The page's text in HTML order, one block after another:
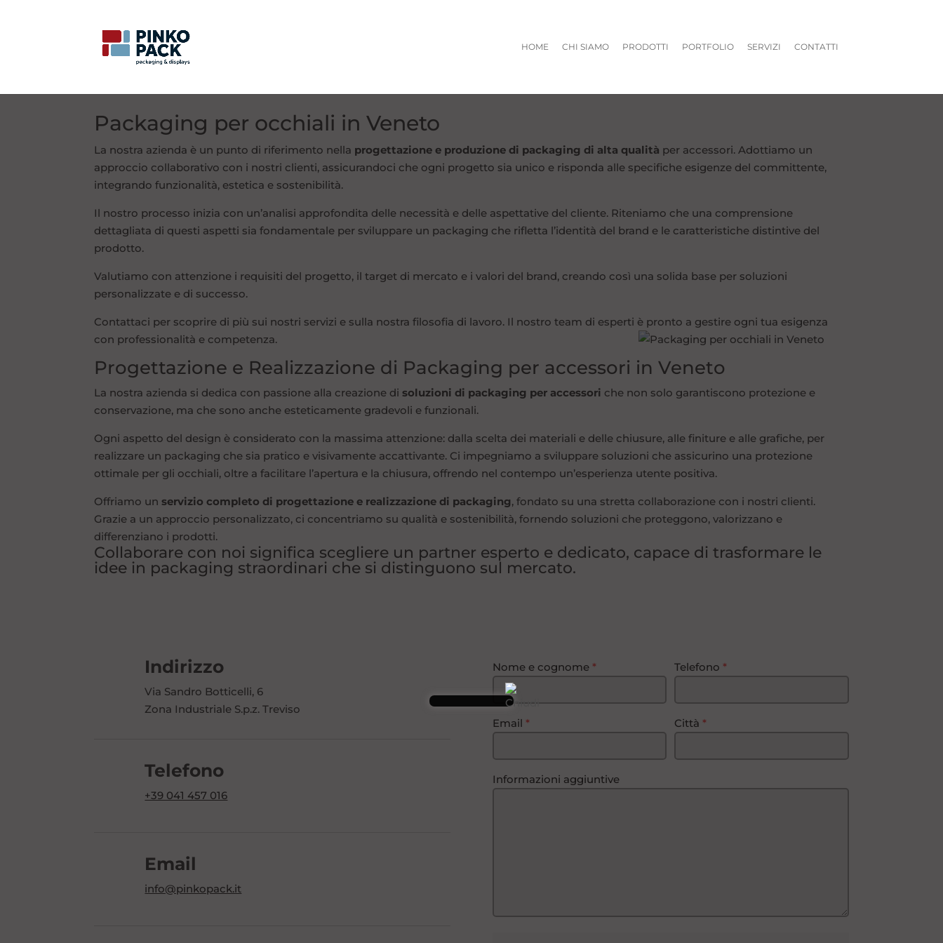
HOME CHI SIAMO PRODOTTI PORTFOLIO SERVIZI CONTATTI
Packaging per occhiali in Veneto
La nostra azienda è un punto di riferimento nella progettazione e produzione di packaging di alta qualità per accessori. Adottiamo un
approccio collaborativo con i nostri clienti, assicurandoci che ogni progetto sia unico e risponda alle specifiche esigenze del committente,
integrando funzionalità, estetica e sostenibilità.
Il nostro processo inizia con un’analisi approfondita delle necessità e delle aspettative del cliente. Riteniamo che una comprensione
dettagliata di questi aspetti sia fondamentale per sviluppare un packaging che rifletta l’identità del brand e le caratteristiche distintive del
prodotto.
Valutiamo con attenzione i requisiti del progetto, il target di mercato e i valori del brand, creando così una solida base per soluzioni
personalizzate e di successo.
Contattaci per scoprire di più sui nostri servizi e sulla nostra filosofia di lavoro. Il nostro team di esperti è pronto a gestire ogni tua esigenza
con professionalità e competenza.
Progettazione e Realizzazione di Packaging per accessori in Veneto
La nostra azienda si dedica con passione alla creazione disoluzioni di packaging per accessori che non solo garantiscono protezione e
conservazione, ma che sono anche esteticamente gradevoli e funzionali.
Ogni aspetto del design è considerato con la massima attenzione: dalla scelta dei materiali e delle chiusure, alle finiture e alle grafiche, per
realizzare un packaging che sia pratico e visivamente accattivante. Ci impegniamo a sviluppare soluzioni che assicurino una protezione
ottimale per gli occhiali, oltre a facilitare l’apertura e la chiusura, offrendo nel contempo un’esperienza utente positiva.
Offriamo unservizio completo di progettazione e realizzazione di packaging, fondato su una stretta collaborazione con i nostri clienti.
Grazie a un approccio personalizzato, ci concentriamo su qualità e sostenibilità, fornendo soluzioni che proteggono, valorizzano e
differenziano i prodotti.
Collaborare con noi significa scegliere un partner esperto e dedicato, capace di trasformare le
idee in packaging straordinari che si distinguono sul mercato.
Indirizzo
Via Sandro Botticelli, 6
Zona Industriale S.p.z. Treviso
Telefono
+39 041 457 016
Email
info@pinkopack.it
Nome e cognome * Telefono *
Email * Città *
Informazioni aggiuntive